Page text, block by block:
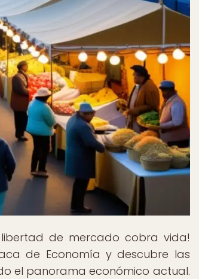
de mercado cobra vida!
de Economía y descubre las
el panorama económico actual.